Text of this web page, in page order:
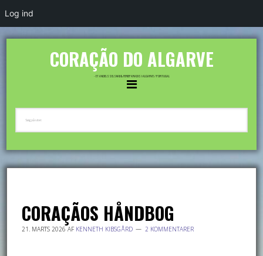
Log ind
CORAÇÃO DO ALGARVE
- ET ANDELSSELSKAB & FERIEPARADIS I ALGARVE / PORTUGAL
CORAÇÃOS HÅNDBOG
21. MARTS 2026 AF KENNETH KIBSGÅRD 2 KOMMENTARER